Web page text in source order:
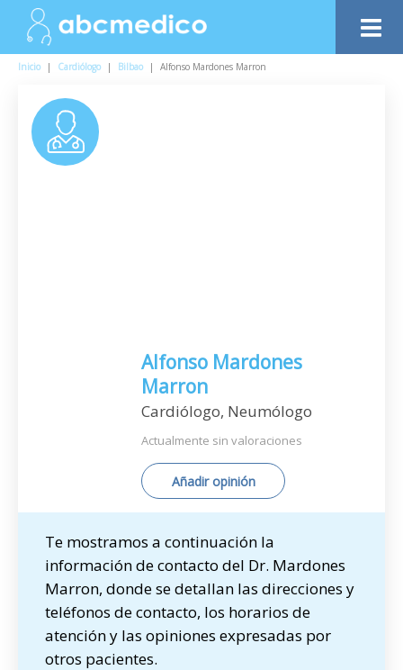
Inicio | Cardiólogo | Bilbao | Alfonso Mardones Marron
Alfonso Mardones
Marron
Cardiólogo, Neumólogo
Actualmente sin valoraciones
Añadir opinión
Te mostramos a continuación la
información de contacto del Dr. Mardones
Marron, donde se detallan las direcciones y
teléfonos de contacto, los horarios de
atención y las opiniones expresadas por
otros pacientes.